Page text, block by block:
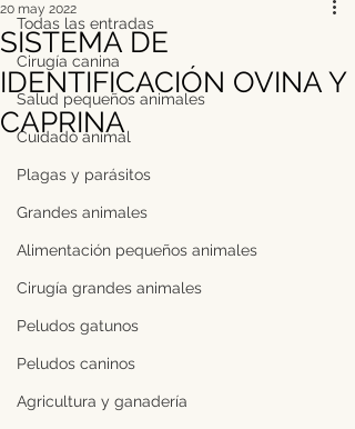
Todas las entradas
Cirugía canina
Salud pequeños animales
Cuidado animal
Plagas y parásitos
Grandes animales
Alimentación pequeños animales
Cirugía grandes animales
Peludos gatunos
Peludos caninos
Agricultura y ganadería
SISTEMA DE
IDENTIFICACIÓN OVINA Y
CAPRINA
20 may 2022